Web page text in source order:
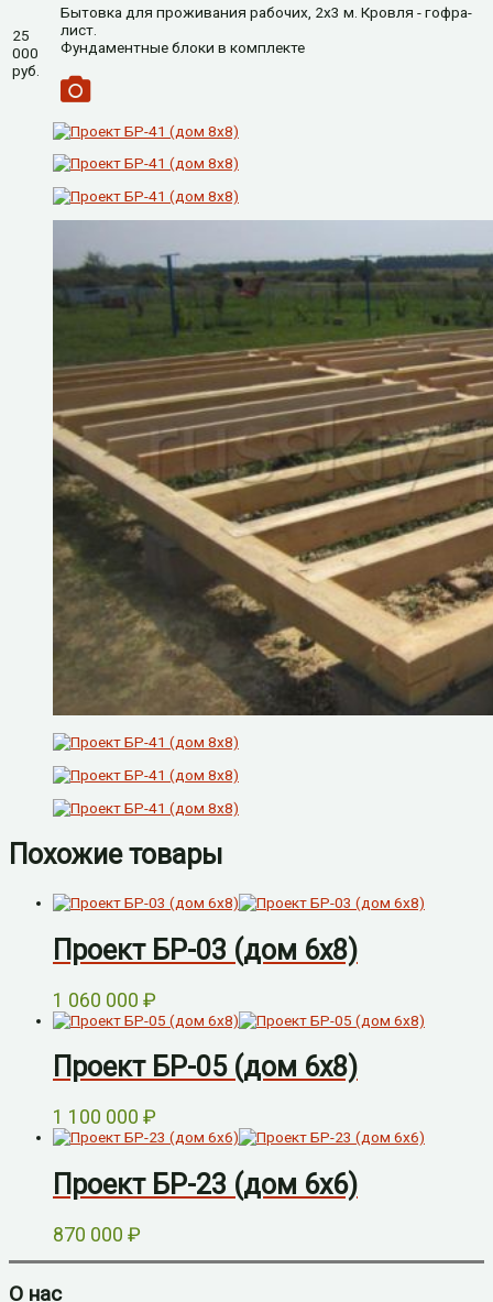
25
000
руб.
Бытовка для проживания рабочих, 2x3 м. Кровля - гофра-
лист.
Фундаментные блоки в комплекте
Похожие товары
Проект БР-03 (дом 6х8)
1 060 000 ₽
Проект БР-05 (дом 6х8)
1 100 000 ₽
Проект БР-23 (дом 6х6)
870 000 ₽
О нас